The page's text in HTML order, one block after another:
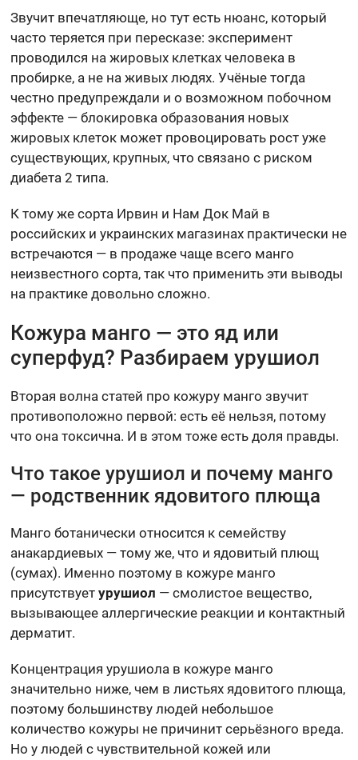
Звучит впечатляюще, но тут есть нюанс, который
часто теряется при пересказе: эксперимент
проводился на жировых клетках человека в
пробирке, а не на живых людях. Учёные тогда
честно предупреждали и о возможном побочном
эффекте — блокировка образования новых
жировых клеток может провоцировать рост уже
существующих, крупных, что связано с риском
диабета 2 типа.
К тому же сорта Ирвин и Нам Док Май в
российских и украинских магазинах практически не
встречаются — в продаже чаще всего манго
неизвестного сорта, так что применить эти выводы
на практике довольно сложно.
Кожура манго — это яд или
суперфуд? Разбираем урушиол
Вторая волна статей про кожуру манго звучит
противоположно первой: есть её нельзя, потому
что она токсична. И в этом тоже есть доля правды.
Что такое урушиол и почему манго
— родственник ядовитого плюща
Манго ботанически относится к семейству
анакардиевых — тому же, что и ядовитый плющ
(сумах). Именно поэтому в кожуре манго
присутствуетурушиол — смолистое вещество,
вызывающее аллергические реакции и контактный
дерматит.
Концентрация урушиола в кожуре манго
значительно ниже, чем в листьях ядовитого плюща,
поэтому большинству людей небольшое
количество кожуры не причинит серьёзного вреда.
Но у людей с чувствительной кожей или